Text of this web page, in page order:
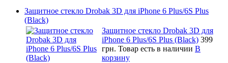
Защитное стекло Drobak 3D для iPhone 6 Plus/6S Plus
(Black)
Защитное стекло Drobak 3D для
iPhone 6 Plus/6S Plus (Black) 399
грн. Товар есть в наличии В
корзину